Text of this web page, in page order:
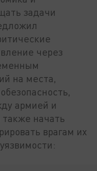
задачи
через
на места,
армией и
начать
врагам их